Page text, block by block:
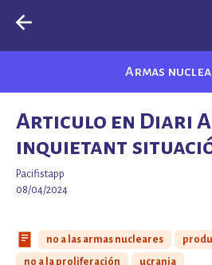
Armas
Articulo en Diari
inquietant
Pacifistapp
08/04/2024
no a las armas nucleares
no a la proliferación
ucrania